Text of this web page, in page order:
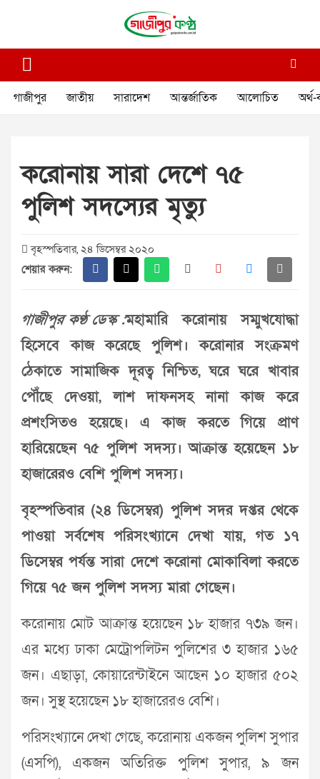
গাজীপুর কণ্ঠ
গাজীপুর জাতীয় সারাদেশ আন্তর্জাতিক আলোচিত অর্থ-
করোনায় সারা দেশে ৭৫
পুলিশ সদস্যের মৃত্যু
বৃহস্পতিবার, ২৪ ডিসেম্বর ২০২০
শেয়ার করুন:
গাজীপুর কণ্ঠ ডেস্ক :মহামারি করোনায় সম্মুখযোদ্ধা
হিসেবে কাজ করেছে পুলিশ। করোনার সংক্রমণ
ঠেকাতে সামাজিক দূরত্ব নিশ্চিত, ঘরে ঘরে খাবার
পৌঁছে দেওয়া, লাশ দাফনসহ নানা কাজ করে
প্রশংসিতও হয়েছে। এ কাজ করতে গিয়ে প্রাণ
হারিয়েছেন ৭৫ পুলিশ সদস‌্য। আক্রান্ত হয়েছেন ১৮
হাজারেরও বেশি পুলিশ সদস‌্য।
বৃহস্পতিবার (২৪ ডিসেম্বর) পুলিশ সদর দপ্তর থেকে
পাওয়া সর্বশেষ পরিসংখ্যানে দেখা যায়, গত ১৭
ডিসেম্বর পর্যন্ত সারা দেশে করোনা মোকাবিলা করতে
গিয়ে ৭৫ জন পুলিশ সদস্য মারা গেছেন।
করোনায় মোট আক্রান্ত হয়েছেন ১৮ হাজার ৭৩৯ জন।
এর মধ্যে ঢাকা মেট্রোপলিটন পুলিশের ৩ হাজার ১৬৫
জন। এছাড়া, কোয়ারেন্টাইনে আছেন ১০ হাজার ৫০২
জন। সুস্থ হয়েছেন ১৮ হাজারেরও বেশি।
পরিসংখ্যানে দেখা গেছে, করোনায় একজন পুলিশ সুপার
(এসপি), একজন অতিরিক্ত পুলিশ সুপার, ৯ জন